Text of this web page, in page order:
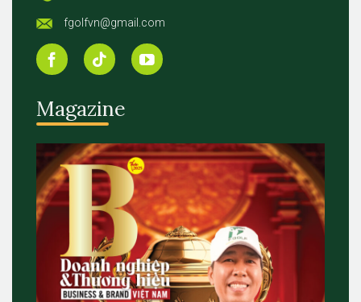
fgolfvn@gmail.com
Magazine